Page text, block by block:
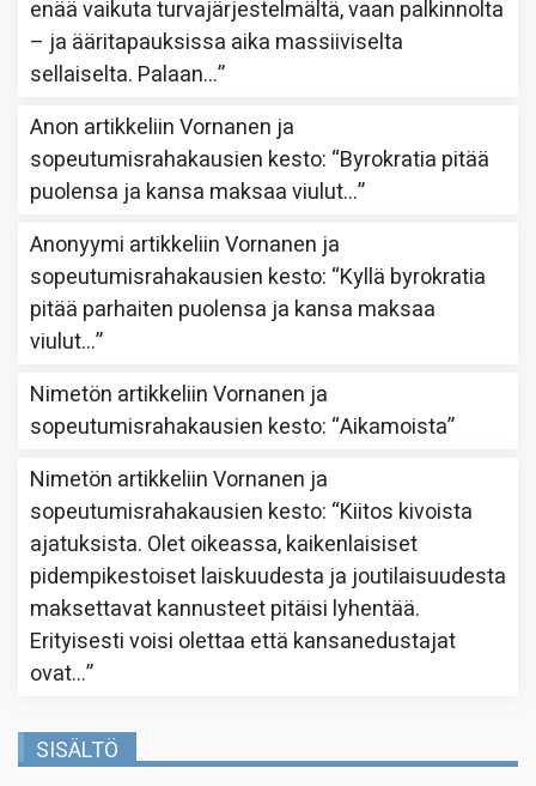
enää vaikuta turvajärjestelmältä, vaan palkinnolta
– ja ääritapauksissa aika massiiviselta
sellaiselta. Palaan…”
Anon artikkeliinVornanen ja
sopeutumisrahakausien kesto: “Byrokratia pitää
puolensa ja kansa maksaa viulut…”
Anonyymi artikkeliinVornanen ja
sopeutumisrahakausien kesto: “Kyllä byrokratia
pitää parhaiten puolensa ja kansa maksaa
viulut…”
Nimetön artikkeliinVornanen ja
sopeutumisrahakausien kesto: “Aikamoista”
Nimetön artikkeliinVornanen ja
sopeutumisrahakausien kesto: “Kiitos kivoista
ajatuksista. Olet oikeassa, kaikenlaisiset
pidempikestoiset laiskuudesta ja joutilaisuudesta
maksettavat kannusteet pitäisi lyhentää.
Erityisesti voisi olettaa että kansanedustajat
ovat…”
SISÄLTÖ